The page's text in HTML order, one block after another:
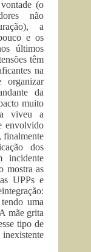
(o
não
a
e os
últimos
têm
na
da
muito
viveu a
envolvido
finalmente
dos
incidente
mostra as
UPPs e
uma
mãe grita
tipo de